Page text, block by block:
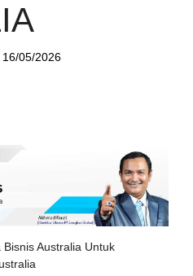
16/05/2026
Bisnis Australia Untuk